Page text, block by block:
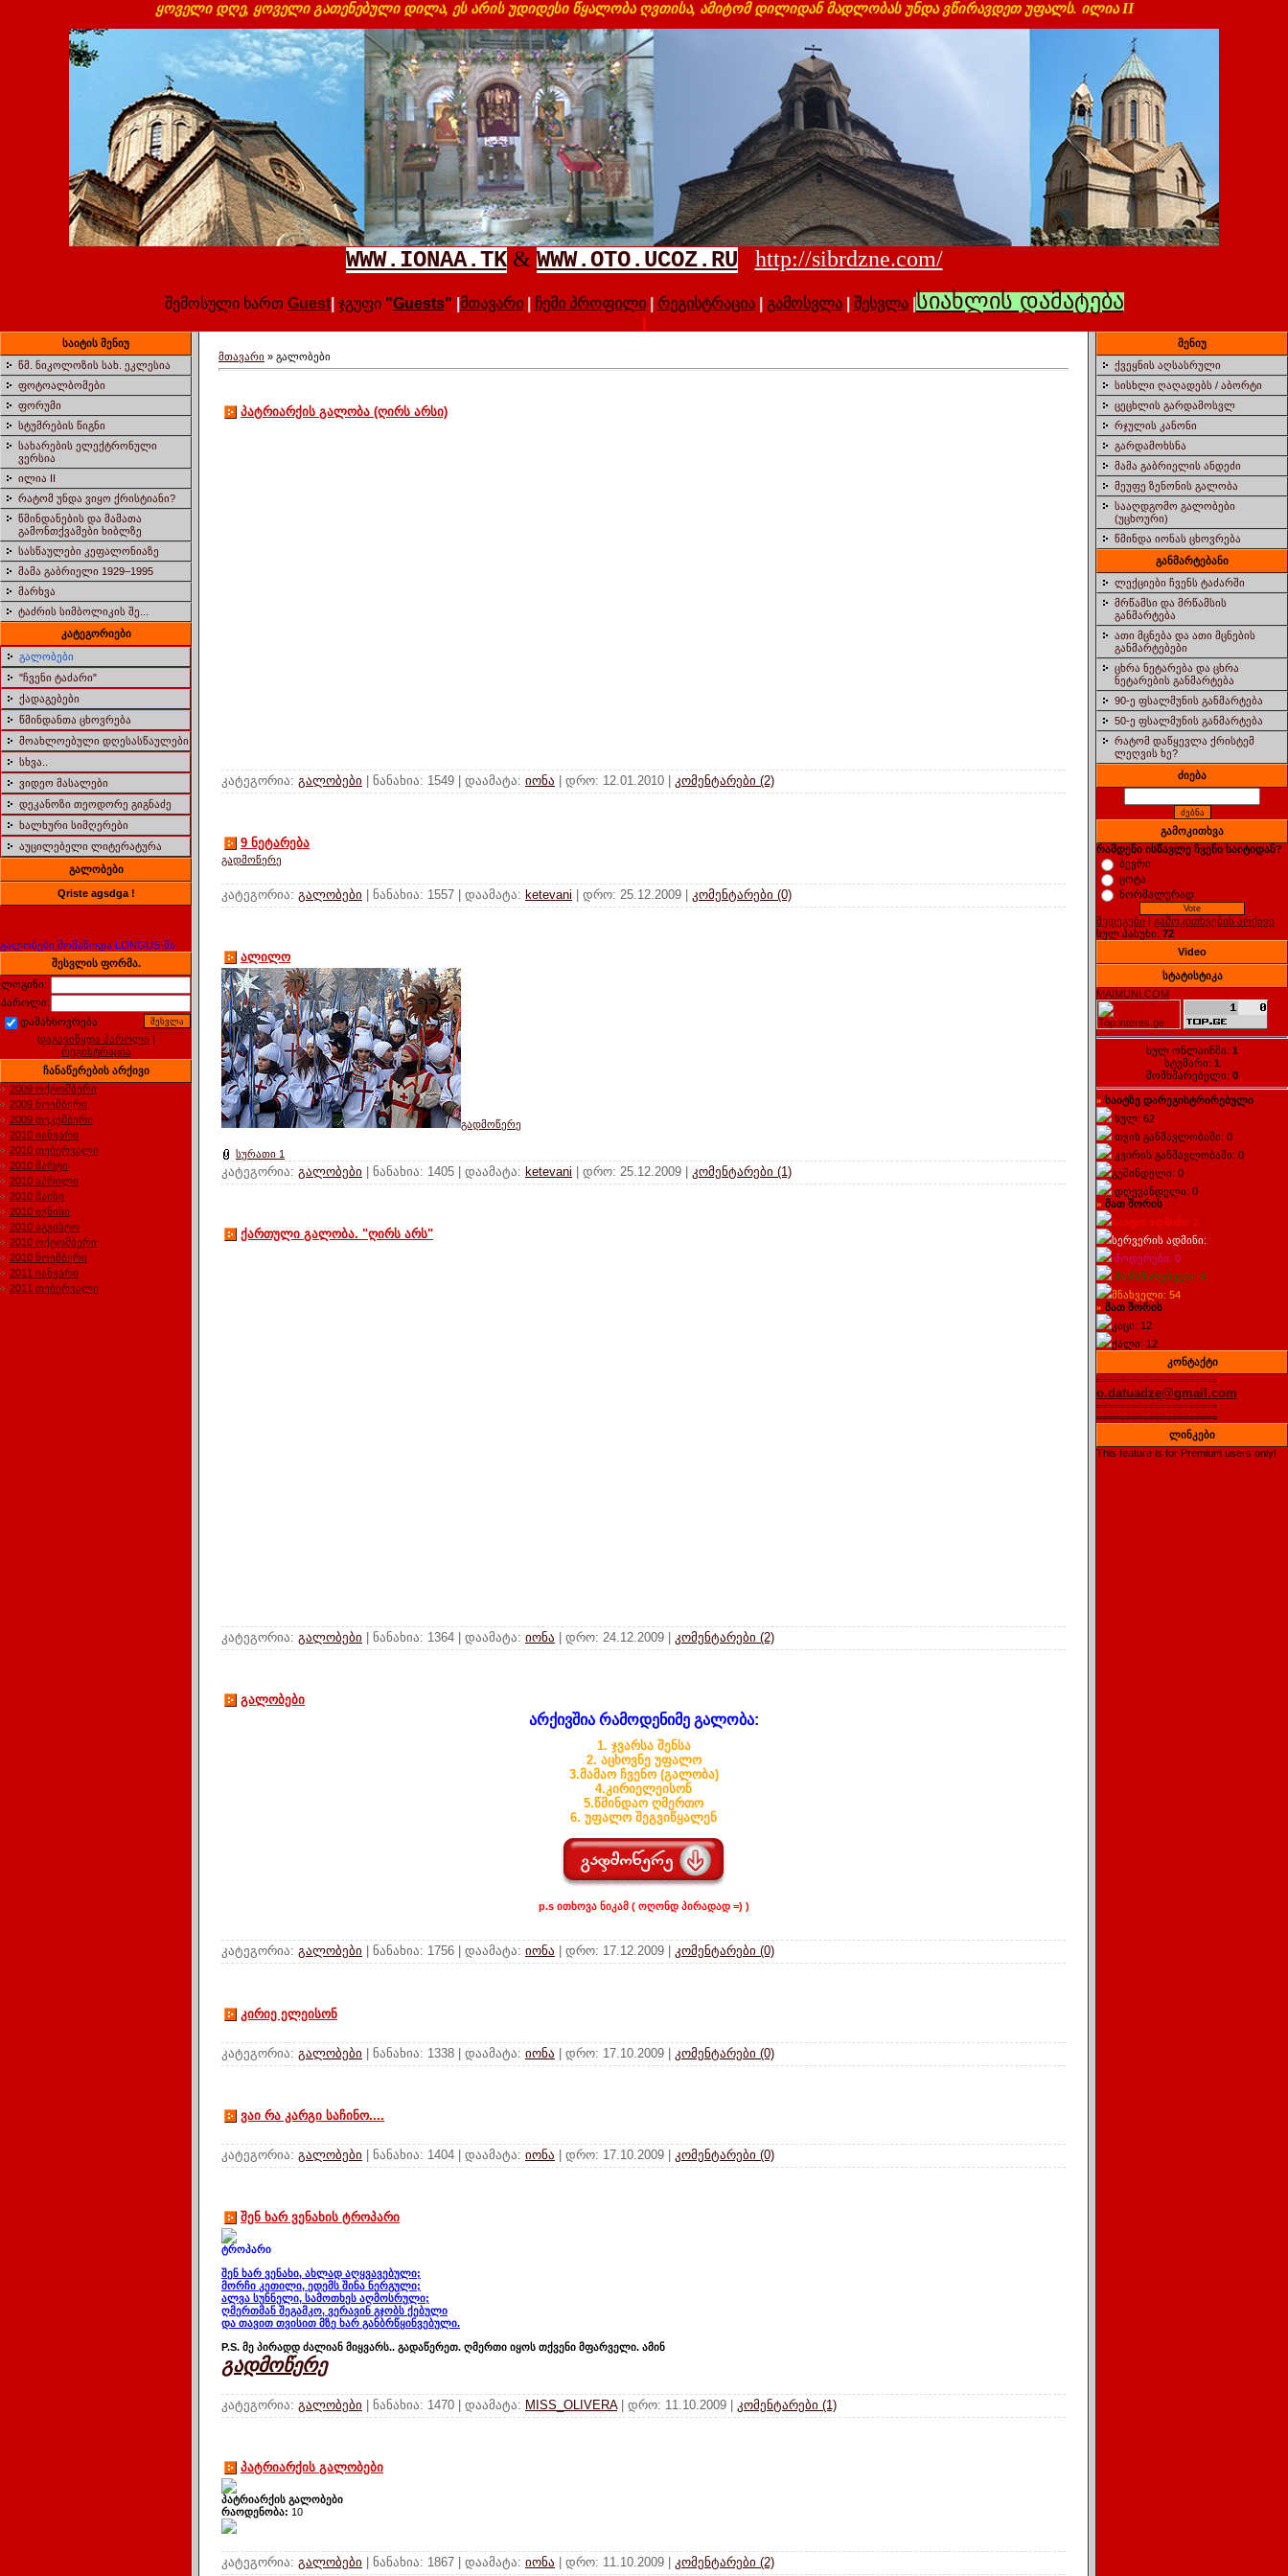
ყოველი დღე, ყოველი გათენებული დილა, ეს არის უდიდესი წყალობა ღვთისა, ამიტომ დილიდან მადლობას უნდა ვწირავდეთ უფალს. ილიაII
WWW.IONAA.TK& WWW.OTO.UCOZ.RU http://sibrdzne.com/
შემოსული ხართ Guest| ჯგუფი "Guests" მთავარი| ჩემი პროფილი| რეგისტრაცია| გამოსვლა| შესვლა| სიახლის დამატება
საიტის მენიუ
წმ. ნიკოლოზის სახ. ეკლესია
ფოტოალბომები
ფორუმი
სტუმრების წიგნი
სახარების ელექტრონული
ვერსია
ილია II
რატომ უნდა ვიყო ქრისტიანი?
წმინდანების და მამათა
გამონთქვამები ხიბლზე
სასწაულები კეფალონიაზე
მამა გაბრიელი 1929–1995
მარხვა
ტაძრის სიმბოლიკის შე...
კატეგორიები
გალობები
"ჩვენი ტაძარი"
ქადაგებები
წმინდანთა ცხოვრება
მოახლოებული დღესასწაულები
სხვა..
ვიდეო მასალები
დეკანოზი თეოდორე გიგნაძე
ხალხური სიმღერები
აუცილებელი ლიტერატურა
გალობები
Qriste agsdga !
გალობები მომაწოდა LONGUS-მა
შესვლის ფორმა.
ლოგინი:
პაროლი:
დამახსოვრება
დაგავიწყდა პაროლი |
რეგისტრაცია
ჩანაწერების არქივი
2009 ოქტომბერი
2009 ნოემბერი
2009 დეკემბერი
2010 იანვარი
2010 თებერვალი
2010 მარტი
2010 აპრილი
2010 მაისი
2010 ივნისი
2010 აგვისტო
2010 ოქტომბერი
2010 ნოემბერი
2011 იანვარი
2011 თებერვალი
მთავარი » გალობები
პატრიარქის გალობა (ღირს არსი)
კატეგორია: გალობები | ნანახია: 1549 | დაამატა: იონა | დრო: 12.01.2010 | კომენტარები (2)
9 ნეტარება
გადმოწერე
კატეგორია: გალობები | ნანახია: 1557 | დაამატა: ketevani | დრო: 25.12.2009 | კომენტარები (0)
ალილო
გადმოწერე
სურათი 1
კატეგორია: გალობები | ნანახია: 1405 | დაამატა: ketevani | დრო: 25.12.2009 | კომენტარები (1)
ქართული გალობა. "ღირს არს"
კატეგორია: გალობები | ნანახია: 1364 | დაამატა: იონა | დრო: 24.12.2009 | კომენტარები (2)
გალობები
არქივშია რამოდენიმე გალობა:
1. ჯვარსა შენსა
2. აცხოვნე უფალო
3.მამაო ჩვენო (გალობა)
4.კირიელეისონ
5.წმინდაო ღმერთო
6. უფალო შეგვიწყალენ
p.s ითხოვა ნიკამ ( ოღონდ პირადად =) )
კატეგორია: გალობები | ნანახია: 1756 | დაამატა: იონა | დრო: 17.12.2009 კომენტარები (0)
კირიე ელეისონ
კატეგორია: გალობები | ნანახია: 1338 | დაამატა: იონა | დრო: 17.10.2009 | კომენტარები (0)
ვაი რა კარგი საჩინო....
კატეგორია: გალობები | ნანახია: 1404 | დაამატა: იონა | დრო: 17.10.2009 | კომენტარები (0)
შენ ხარ ვენახის ტროპარი
ტროპარი
შენ ხარ ვენახი, ახლად აღყვავებული;
მორჩი კეთილი, ედემს შინა ნერგული;
ალვა სუნნელი, სამოთხეს აღმოსრული;
ღმერთმან შეგამკო, ვერავინ გჯობს ქებული
და თავით თვისით მზე ხარ განბრწყინვებული.
P.S. მე პირადდ ძალიან მიყვარს.. გადაწერეთ. ღმერთი იყოს თქვენი მფარველი. ამინ
გადმოწერე
კატეგორია: გალობები | ნანახია: 1470 | დაამატა: MISS_OLIVERA| დრო: 11.10.2009 | კომენტარები (1)
პატრიარქის გალობები
პატრიარქის გალობები
რაოდენობა: 10
კატეგორია: გალობები | ნანახია: 1867 | დაამატა: იონა | დრო: 11.10.2009 | კომენტარები (2)
მენიუ
ქვეყნის აღსასრული
სისხლი ღაღადებს / აბორტი
ცეცხლის გარდამოსვლ
რჯულის კანონი
გარდამოხსნა
მამა გაბრიელის ანდეძი
მეუფე ზენონის გალობა
სააღდგომო გალობები
(უცხოური)
წმინდა იონას ცხოვრება
განმარტებანი
ლექციები ჩვენს ტაძარში
მრწამსი და მრწამსის
განმარტება
ათი მცნება და ათი მცნების
განმარტებები
ცხრა ნეტარება და ცხრა
ნეტარების განმარტება
90-ე ფსალმუნის განმარტება
50-ე ფსალმუნის განმარტება
რატომ დაწყევლა ქრისტემ
ლეღვის ხე?
ძიება
გამოკითხვა
რამდენი ისწავლე ჩვენი საიტიდან?
ბევრი
ცოტა
ნორმალურად
შედეგები | გამოკითხვების არქივი
სულ პასუხი: 72
Video
სტატისტიკა
MAIMUNI.COM
სულ ონლაინში: 1
სტუმარი: 1
მომხმარებელი: 0
» საიტზე დარეგისტრირებული
სულ: 62
თვის განმავლობაში: 0
კვირის განმავლობაში: 0
გუშინდელი: 0
დღევანდელი: 0
» მათ შორის
საიტის ადმინი: 2
სერვერის ადმინი:
მოდერები: 0
მომხმარებელი: 6
მნახველი: 54
» მათ შორის
კაცი: 12
ქალი: 12
კონტაქტი
=====================
o.datuadze@gmail.com
=====================
=====================
ლინკები
This feature is for Premium users only!